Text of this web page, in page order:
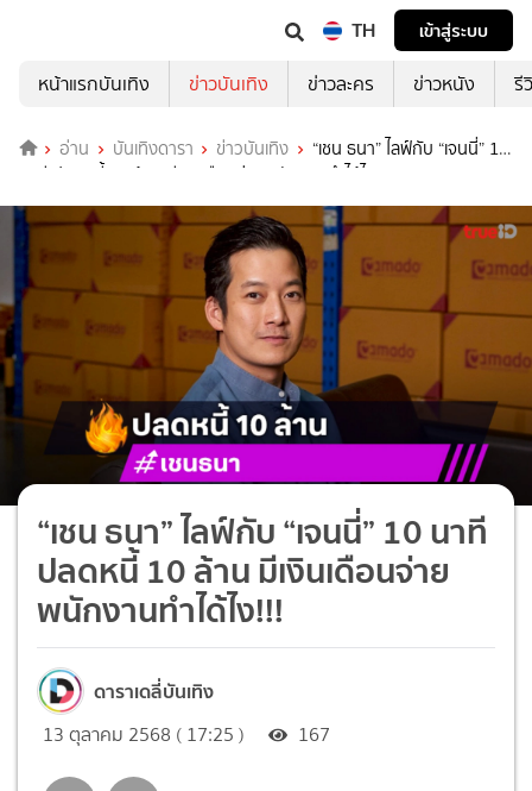
TH
เข้าสู่ระบบ
หน้าแรกบันเทิง
ข่าวบันเทิง ข่าวละคร ข่าวหนัง รี
อ่าน บันเทิงดารา ข่าวบันเทิง
“เชน ธนา” ไลฟ์กับ “เจนนี่” 10
นาที ปลดหนี้ 10 ล้าน มีเงินเดือนจ่ายพนักงานทำได้ไง!!!
“เชน ธนา” ไลฟ์กับ “เจนนี่” 10 นาที
ปลดหนี้ 10 ล้าน มีเงินเดือนจ่าย
พนักงานทำได้ไง!!!
ดาราเดลี่บันเทิง
13 ตุลาคม 2568 ( 17:25 ) 167